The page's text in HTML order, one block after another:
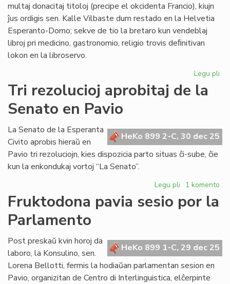
multaj donacitaj titoloj (precipe el okcidenta Francio), kiujn
ĵus ordigis sen. Kalle Vilbaste dum restado en la Helvetia
Esperanto-Domo; sekve de tio la bretaro kun vendeblaj
libroj pri medicino, gastronomio, religio trovis deﬁnitivan
lokon en la libroservo.
Legu pli
kaj
Tri rezolucioj aprobitaj de la
Senato en Pavio
HeKo 899 2-C, 30 dec 25
La Senato de la Esperanta
Civito aprobis hieraŭ en
Pavio tri rezoluciojn, kies dispozicia parto situas ĉi-sube, ĉie
kun la enkondukaj vortoj “La Senato”.
Legu pli pri
rezolucioj
la
Senato
Pavio
1 komento
Fruktodona pavia sesio por la
Parlamento
HeKo 899 1-C, 29 dec 25
Post preskaŭ kvin horoj da
laboro, la Konsulino, sen.
Lorena Bellotti, fermis la hodiaŭan parlamentan sesion en
Pavio, organizitan de Centro di Interlinguistica, elĉerpinte